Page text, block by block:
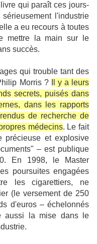
qui paraît ces jours-
l'industrie
a eu recours à toutes
mettre
la main sur le
succès.
qui trouble tant des
Morris ?
Il y a leurs
secrets, puisés dans
dans les rapports
de recherche de
médecins. Le fait
précieuse et explosive
– est publique
En 1998, le
Master
poursuites engagées
les cigarettiers, ne
(le versement de 250
d'euros – échelonnés
aussi la mise dans le